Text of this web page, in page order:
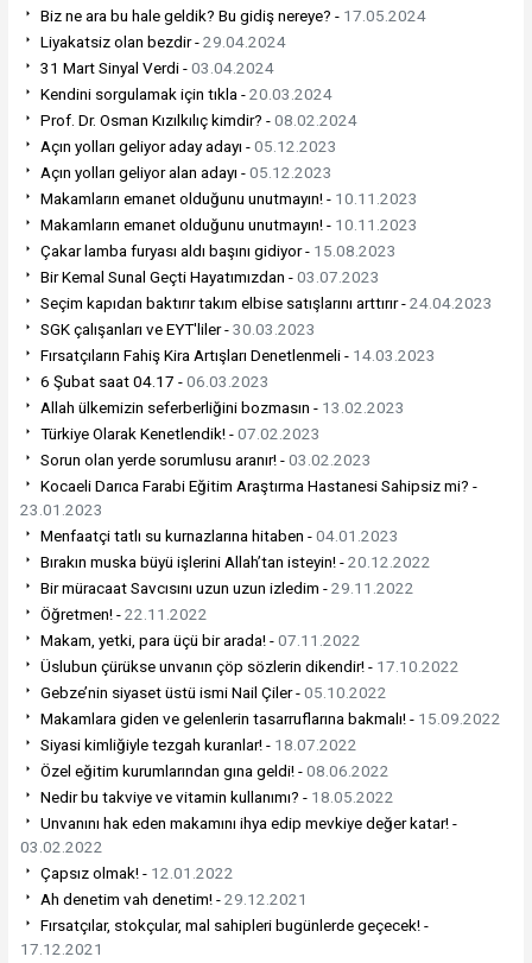
Biz ne ara bu hale geldik? Bu gidiş nereye? - 17.05.2024
Liyakatsiz olan bezdir -29.04.2024
31 Mart Sinyal Verdi -03.04.2024
Kendini sorgulamak için tıkla -20.03.2024
Prof. Dr. Osman Kızılkılıç kimdir? -08.02.2024
Açın yolları geliyor aday adayı -05.12.2023
Açın yolları geliyor alan adayı -05.12.2023
Makamların emanet olduğunu unutmayın! - 10.11.2023
Makamların emanet olduğunu unutmayın! - 10.11.2023
Çakar lamba furyası aldı başını gidiyor - 15.08.2023
Bir Kemal Sunal Geçti Hayatımızdan -03.07.2023
Seçim kapıdan baktırır takım elbise satışlarını arttırır -24.04.2023
SGK çalışanları ve EYT'liler -30.03.2023
Fırsatçıların Fahiş Kira Artışları Denetlenmeli - 14.03.2023
6 Şubat saat 04.17 -06.03.2023
Allah ülkemizin seferberliğini bozmasın - 13.02.2023
Türkiye Olarak Kenetlendik! -07.02.2023
Sorun olan yerde sorumlusu aranır! -03.02.2023
Kocaeli Darıca Farabi Eğitim Araştırma Hastanesi Sahipsiz mi? -
23.01.2023
Menfaatçi tatlı su kurnazlarına hitaben -04.01.2023
Bırakın muska büyü işlerini Allah’tan isteyin! -20.12.2022
Bir müracaat Savcısını uzun uzun izledim -29.11.2022
Öğretmen! -22.11.2022
Makam, yetki, para üçü bir arada! -07.11.2022
Üslubun çürükse unvanın çöp sözlerin dikendir! - 17.10.2022
Gebze’nin siyaset üstü ismi Nail Çiler -05.10.2022
Makamlara giden ve gelenlerin tasarruflarına bakmalı! - 15.09.2022
Siyasi kimliğiyle tezgah kuranlar! - 18.07.2022
Özel eğitim kurumlarından gına geldi! -08.06.2022
Nedir bu takviye ve vitamin kullanımı? - 18.05.2022
Unvanını hak eden makamını ihya edip mevkiye değer katar! -
03.02.2022
Çapsız olmak! - 12.01.2022
Ah denetim vah denetim! -29.12.2021
Fırsatçılar, stokçular, mal sahipleri bugünlerde geçecek! -
17.12.2021